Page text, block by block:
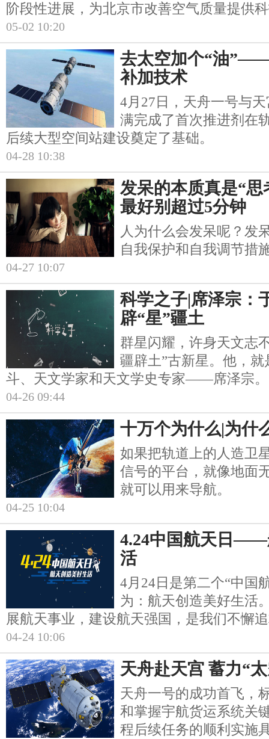
阶段性进展，为北京市改善空气质量提供
05-02 10:20
去太空加个“油
补加技术
4月27日，天舟一号与
满完成了首次推进剂在
后续大型空间站建设奠定了基础。
04-28 10:38
发呆的本质真是“思
最好别超过5分钟
人为什么会发呆呢？发
自我保护和自我调节措
04-27 10:07
科学之子|席泽宗：
辟“星”疆土
群星闪耀，许身天文志
疆辟土”古新星。他，
斗、天文学家和天文学史专家——席泽宗。
04-26 09:44
十万个为什么|为什
如果把轨道上的人造卫
信号的平台，就像地面
就可以用来导航。
04-25 10:04
4.24中国航天日——
活
4月24日是第二个“中国
为：航天创造美好生活
展航天事业，建设航天强国，是我们不懈
04-24 10:06
天舟赴天宫 蓄力“
天舟一号的成功首飞，
和掌握宇航货运系统关
程后续任务的顺利实施